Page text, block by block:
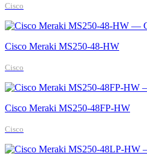
Cisco
Cisco Meraki MS250-48-HW
Cisco
Cisco Meraki MS250-48FP-HW
Cisco